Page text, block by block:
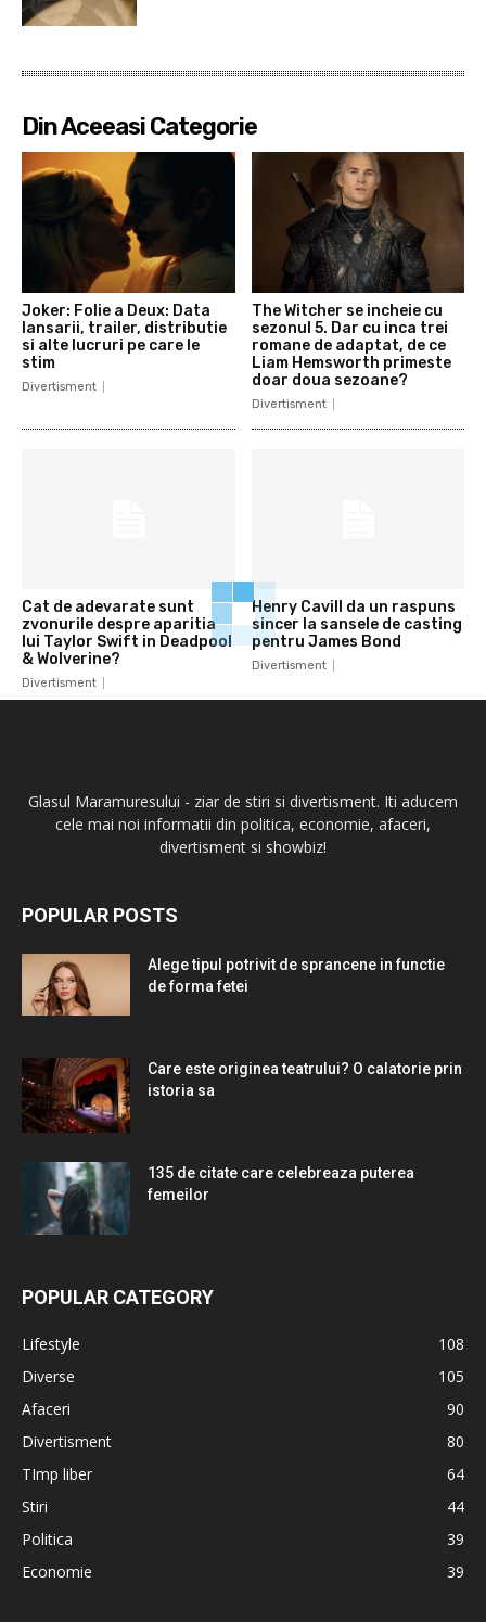
Din Aceeasi Categorie
Joker: Folie a Deux: Data
lansarii, trailer, distributie
si alte lucruri pe care le
stim
Divertisment
The Witcher se incheie cu
sezonul 5. Dar cu inca trei
romane de adaptat, de ce
Liam Hemsworth primeste
doar doua sezoane?
Divertisment
Cat de adevarate sunt
zvonurile despre aparitia
lui Taylor Swift in Deadpool
& Wolverine?
Divertisment
Henry Cavill da un raspuns
sincer la sansele de casting
pentru James Bond
Divertisment
Glasul Maramuresului - ziar de stiri si divertisment. Iti aducem
cele mai noi informatii din politica, economie, afaceri,
divertisment si showbiz!
POPULAR POSTS
Alege tipul potrivit de sprancene in functie
de forma fetei
Care este originea teatrului? O calatorie prin
istoria sa
135 de citate care celebreaza puterea
femeilor
POPULAR CATEGORY
Lifestyle
108
Diverse
105
Afaceri
90
Divertisment
80
TImp liber
64
Stiri
44
Politica
39
Economie
39